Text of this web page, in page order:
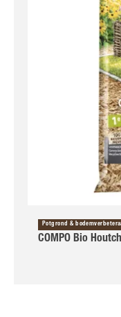
Potgrond &
COMPO Bio